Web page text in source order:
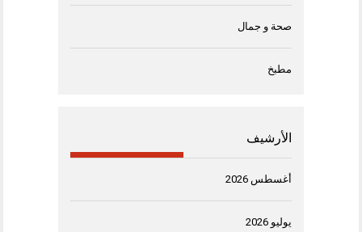
صحة و جمال
مطبخ
الأرشيف
أغسطس 2026
يوليو 2026